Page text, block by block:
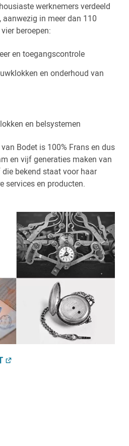
werknemers verdeeld
aanwezig in meer dan 110
beroepen:
en toegangscontrole
en onderhoud van
en belsystemen
Bodet is 100% Frans en dus
en vijf generaties maken van
bekend staat voor haar
services en producten.